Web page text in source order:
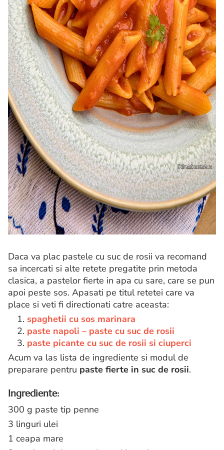
Daca va plac pastele cu suc de rosii va recomand
sa incercati si alte retete pregatite prin metoda
clasica, a pastelor fierte in apa cu sare, care se pun
apoi peste sos. Apasati pe titul retetei care va
place si veti fi directionati catre aceasta:
1. spaghetii cu sos marinara
2. paste napoli – paste cu suc de rosii
3. paste picante cu suc de rosii si ciuperci
Acum va las lista de ingrediente si modul de
preparare pentru paste fierte in suc de rosii.
Ingrediente:
300 g paste tip penne
3 linguri ulei
1 ceapa mare